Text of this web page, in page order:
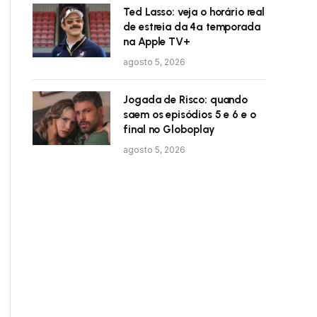
Ted Lasso: veja o horário real
de estreia da 4ª temporada
na Apple TV+
agosto 5, 2026
Jogada de Risco: quando
saem os episódios 5 e 6 e o
final no Globoplay
agosto 5, 2026